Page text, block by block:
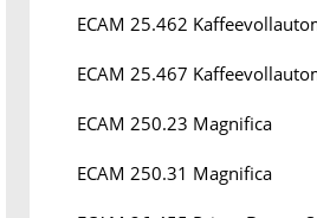
ECAM 25.462
ECAM 25.467
ECAM 250.23 Magnifica
ECAM 250.31 Magnifica